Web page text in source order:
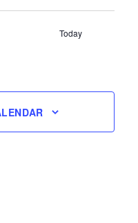
Today